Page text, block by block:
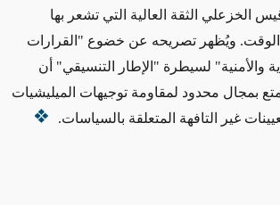
الثقة العالية التي تشعر بها
. ويُظهر تصريحه عن خضوع "القرارات
والأمنية" لسيطرة "الإطار التنسيقي" أن
بمجال محدود لمقاومة توجيهات الميليشيات
غير التافهة المتعلقة بالسياسات.